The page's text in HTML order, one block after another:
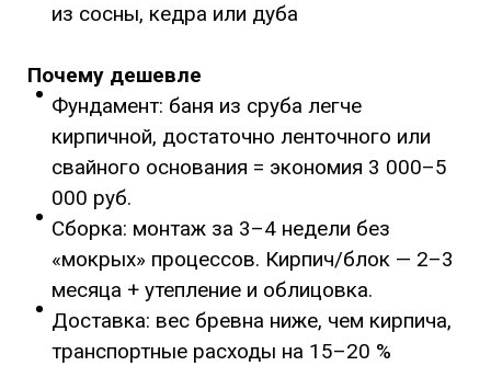
из сосны, кедра или дуба
Почему дешевле
Фундамент: баня из сруба легче
кирпичной, достаточно ленточного или
свайного основания = экономия 3 000–5
000 руб.
Сборка: монтаж за 3–4 недели без
«мокрых» процессов. Кирпич/блок — 2–3
месяца + утепление и облицовка.
Доставка: вес бревна ниже, чем кирпича,
транспортные расходы на 15–20 %